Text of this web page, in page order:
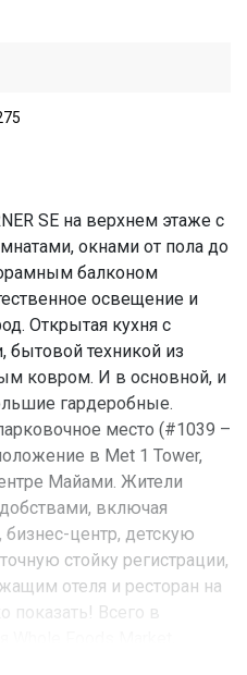
SE на верхнем этаже с
окнами от пола до
балконом
освещение и
Открытая кухня с
техникой из
ковром. И в основной, и
гардеробные.
место (#1039 –
в Met 1 Tower,
Майами. Жители
включая
центр, детскую
стойку регистрации,
отеля и ресторан на
показать! Всего в
Kaseya Center, центр